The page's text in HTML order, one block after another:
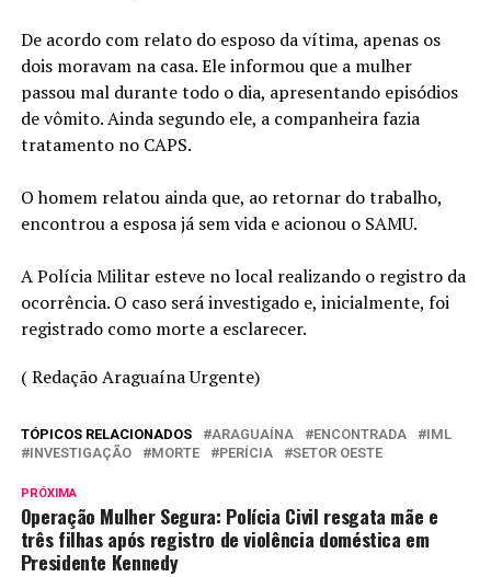
De acordo com relato do esposo da vítima, apenas os
dois moravam na casa. Ele informou que a mulher
passou mal durante todo o dia, apresentando episódios
de vômito. Ainda segundo ele, a companheira fazia
tratamento no CAPS.
O homem relatou ainda que, ao retornar do trabalho,
encontrou a esposa já sem vida e acionou o SAMU.
A Polícia Militar esteve no local realizando o registro da
ocorrência. O caso será investigado e, inicialmente, foi
registrado como morte a esclarecer.
( Redação Araguaína Urgente)
TÓPICOS RELACIONADOS ARAGUAÍNA ENCONTRADA
IML
INVESTIGAÇÃO
MORTE PERÍCIA SETOR OESTE
PRÓXIMA
Operação Mulher Segura: Polícia Civil resgata mãe e
três filhas após registro de violência doméstica em
Presidente Kennedy